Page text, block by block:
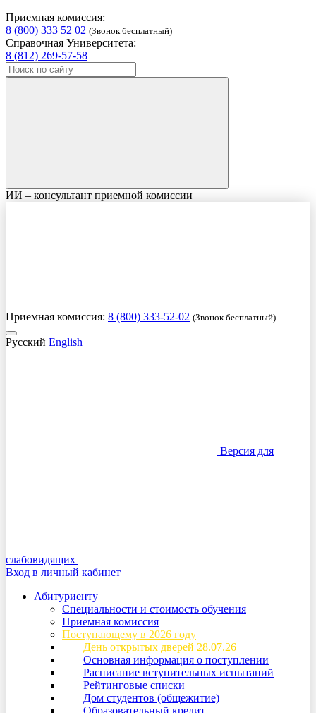
Приемная комиссия:
8 (800) 333 52 02 (Звонок бесплатный)
Справочная Университета:
8 (812) 269-57-58
ИИ – консультант приемной комиссии
Приемная комиссия: 8 (800) 333-52-02 (Звонок бесплатный)
Русский English
Версия для
слабовидящих
Вход в личный кабинет
Абитуриенту
Специальности и стоимость обучения
Приемная комиссия
Поступающему в 2026 году
День открытых дверей 28.07.26
Основная информация о поступлении
Расписание вступительных испытаний
Рейтинговые списки
Дом студентов (общежитие)
Образовательный кредит